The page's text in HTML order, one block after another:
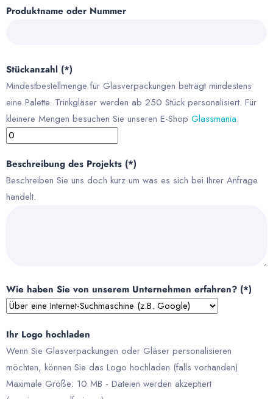
Produktname oder Nummer
Stückanzahl (*)
Mindestbestellmenge für Glasverpackungen beträgt mindestens
eine Palette. Trinkgläser werden ab 250 Stück personalisiert. Für
kleinere Mengen besuchen Sie unseren E-Shop Glassmania.
Beschreibung des Projekts (*)
Beschreiben Sie uns doch kurz um was es sich bei Ihrer Anfrage
handelt.
Wie haben Sie von unserem Unternehmen erfahren? (*)
Ihr Logo hochladen
Wenn Sie Glasverpackungen oder Gläser personalisieren
möchten, können Sie das Logo hochladen (falls vorhanden)
Maximale Größe: 10 MB - Dateien werden akzeptiert